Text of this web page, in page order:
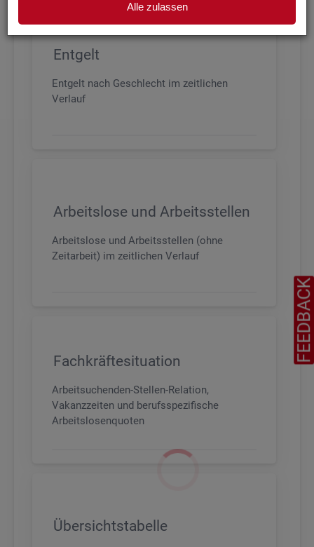
Alle zulassen
Entgelt
Entgelt nach Geschlecht im zeitlichen
Verlauf
Arbeitslose und Arbeitsstellen
Arbeitslose und Arbeitsstellen (ohne
Zeitarbeit) im zeitlichen Verlauf
Fachkräftesituation
Arbeitsuchenden-Stellen-Relation,
Vakanzzeiten und berufsspezifische
Arbeitslosenquoten
Übersichtstabelle
FEEDBACK